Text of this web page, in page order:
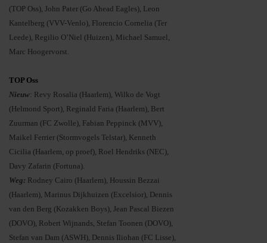
(TOP Oss), John Pater (Go Ahead Eagles), Leon
Kantelberg (VVV-Venlo), Florencio Cornelia (Ter
Leede), Regilio O’Niel (Huizen), Michael Samuel,
Marc Hoogervorst.
TOP Oss
Nieuw: Revy Rosalia (Haarlem), Wilko de Vogt
(Helmond Sport), Reginald Faria (Haarlem), Bert
Zuurman (FC Zwolle), Fabian Peppinck (MVV),
Maikel Ferrier (Stormvogels Telstar), Kenneth
Cicilia (Haarlem, op proef), Roel Hendriks (NEC),
Davy Zafarin (Fortuna).
Weg: Rodney Cairo (Haarlem), Houssin Bezzai
(Haarlem), Marinus Dijkhuizen (Excelsior), Dennis
van den Berg (Kozakken Boys), Jean Pascal Biezen
(DOVO), Robert Wijnands, Stefan Toonen (DOVO),
Stefan van Dam (ASWH), Dennis Iliohan (FC Lisse),